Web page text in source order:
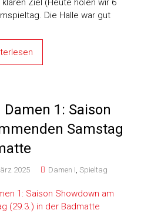
Ziel (Heute holen wir 6
Die Halle war gut
1: Saison
Samstag
2025 Damen I,Spieltag